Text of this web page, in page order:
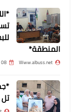
عددا من
المنطقة*
Www.albuss.net 08 أغسطس 2026
تل